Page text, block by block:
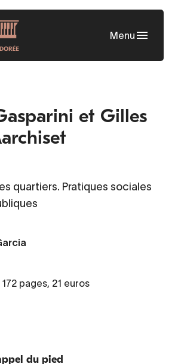
Menu
et Gilles
quartiers. Pratiques sociales
pages, 21 euros
du pied